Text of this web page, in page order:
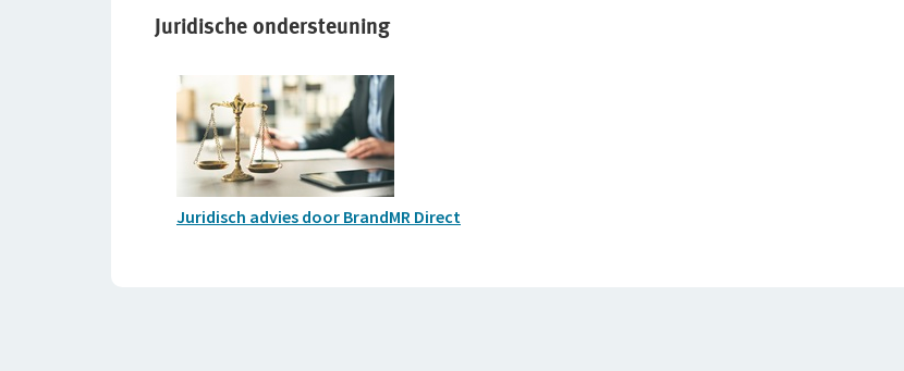
Juridische ondersteuning
Juridisch advies door BrandMR Direct